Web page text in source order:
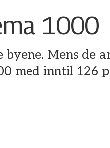
1000
Mens de
med inntil 126